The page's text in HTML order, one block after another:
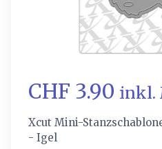
CHF 3.90 inkl.
Xcut Mini-
- Igel